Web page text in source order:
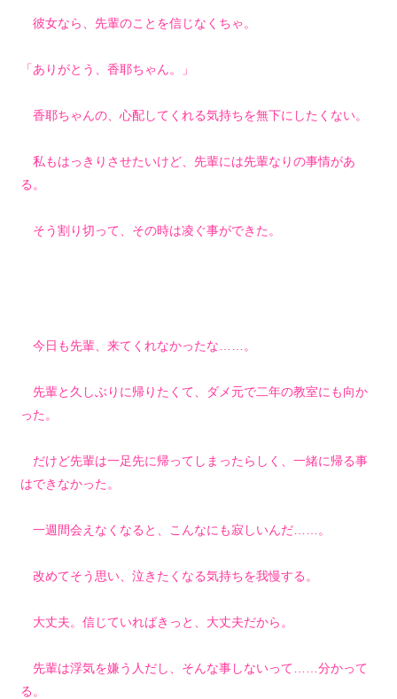
彼女なら、先輩のことを信じなくちゃ。
「ありがとう、香耶ちゃん。」
香耶ちゃんの、心配してくれる気持ちを無下にしたくない。
私もはっきりさせたいけど、先輩には先輩なりの事情があ
る。
そう割り切って、その時は凌ぐ事ができた。
今日も先輩、来てくれなかったな……。
先輩と久しぶりに帰りたくて、ダメ元で二年の教室にも向か
った。
だけど先輩は一足先に帰ってしまったらしく、一緒に帰る事
はできなかった。
一週間会えなくなると、こんなにも寂しいんだ……。
改めてそう思い、泣きたくなる気持ちを我慢する。
大丈夫。信じていればきっと、大丈夫だから。
先輩は浮気を嫌う人だし、そんな事しないって……分かって
る。